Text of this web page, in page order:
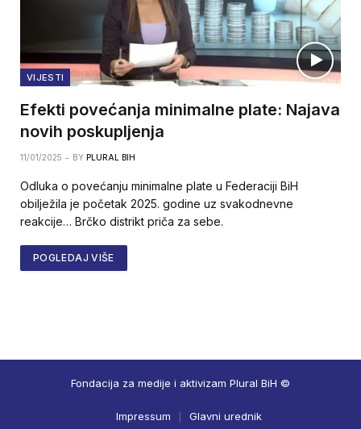
VIJESTI
Efekti povećanja minimalne plate: Najava
novih poskupljenja
11/01/2025 BY PLURAL BIH
Odluka o povećanju minimalne plate u Federaciji BiH
obilježila je početak 2025. godine uz svakodnevne
reakcije… Brčko distrikt priča za sebe.
POGLEDAJ VIŠE
Fondacija za medije i aktivizam Plural BiH ©
Impressum Glavni urednik